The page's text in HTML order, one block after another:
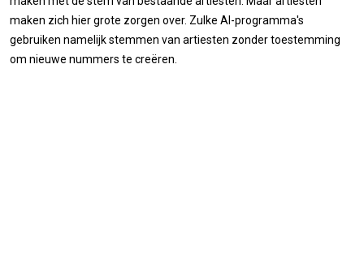
maken zich hier grote zorgen over. Zulke AI-programma's
gebruiken namelijk stemmen van artiesten zonder toestemming
om nieuwe nummers te creëren.